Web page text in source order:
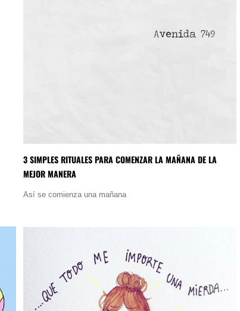
3 SIMPLES RITUALES PARA COMENZAR LA MAÑANA DE LA
MEJOR MANERA
Así se comienza una mañana